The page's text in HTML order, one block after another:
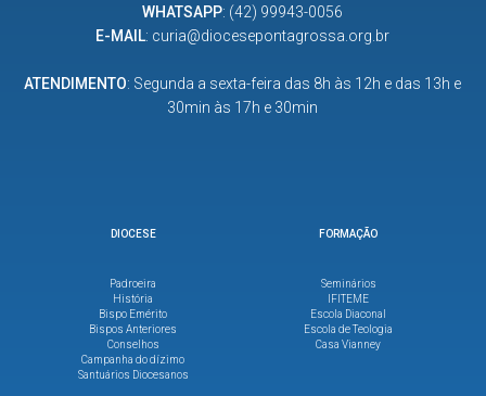
WHATSAPP: (42) 99943-0056
E-MAIL: curia@diocesepontagrossa.org.br
ATENDIMENTO: Segunda a sexta-feira das 8h às 12h e das 13h e
30min às 17h e 30min
DIOCESE
Padroeira
História
Bispo Emérito
Bispos Anteriores
Conselhos
Campanha do dízimo
Santuários Diocesanos
FORMAÇÃO
Seminários
IFITEME
Escola Diaconal
Escola de Teologia
Casa Vianney